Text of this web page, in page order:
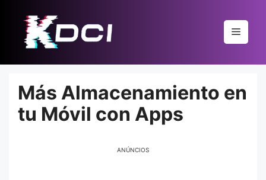
conteúdo
Menu
Más Almacenamiento en
tu Móvil con Apps
ANÚNCIOS